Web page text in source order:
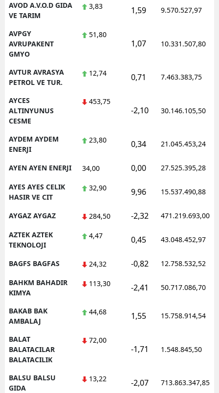
AVOD A.V.O.D GIDA
VE TARIM
3,83 1,59 9.570.527,97
AVPGY
AVRUPAKENT
GMYO
51,80
1,07 10.331.507,80
AVTUR AVRASYA
PETROL VE TUR.
12,74 0,71 7.463.383,75
AYCES
ALTINYUNUS
CESME
453,75
-2,10 30.146.105,50
AYDEM AYDEM
ENERJI
23,80 0,34 21.045.453,24
AYEN AYEN ENERJI 34,00 0,00 27.525.395,28
AYES AYES CELIK
HASIR VE CIT
32,90 9,96 15.537.490,88
AYGAZ AYGAZ 284,50 -2,32 471.219.693,00
AZTEK AZTEK
TEKNOLOJI
4,47 0,45 43.048.452,97
BAGFS BAGFAS 24,32 -0,82 12.758.532,52
BAHKM BAHADIR
KIMYA
113,30 -2,41 50.717.086,70
BAKAB BAK
AMBALAJ
44,68 1,55 15.758.914,54
BALAT
BALATACILAR
BALATACILIK
72,00
-1,71 1.548.845,50
BALSU BALSU
GIDA
13,22 -2,07 713.863.347,85